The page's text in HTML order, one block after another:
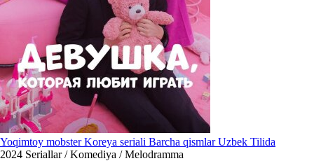
Yoqimtoy mobster Koreya seriali Barcha qismlar Uzbek Tilida
2024 Seriallar / Komediya / Melodramma